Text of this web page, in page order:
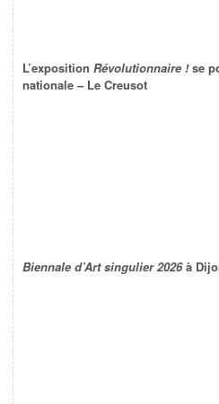
L’exposition Révolutionnaire !se
nationale – Le Creusot
Biennale d’Art singulier 2026à